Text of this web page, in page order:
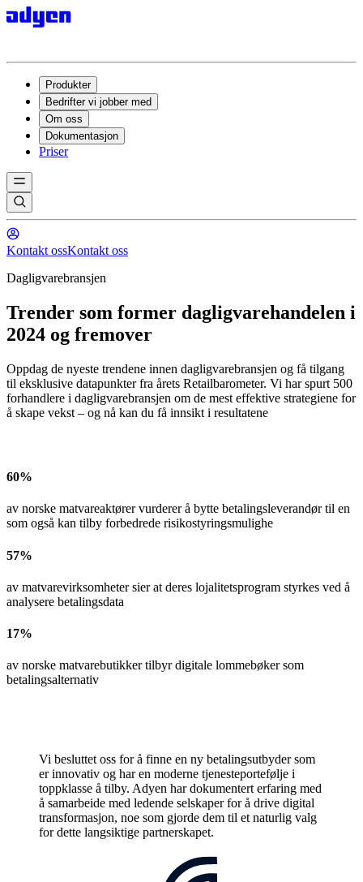
Produkter
Bedrifter vi jobber med
Om oss
Dokumentasjon
Priser
Kontakt ossKontakt oss
Dagligvarebransjen
Trender som former dagligvarehandelen i
2024 og fremover
Oppdag de nyeste trendene innen dagligvarebransjen og få tilgang
til eksklusive datapunkter fra årets Retailbarometer. Vi har spurt 500
forhandlere i dagligvarebransjen om de mest effektive strategiene for
å skape vekst – og nå kan du få innsikt i resultatene
60%
av norske matvareaktører vurderer å bytte betalingsleverandør til en
som også kan tilby forbedrede risikostyringsmulighe
57%
av matvarevirksomheter sier at deres lojalitetsprogram styrkes ved å
analysere betalingsdata
17%
av norske matvarebutikker tilbyr digitale lommebøker som
betalingsalternativ
Vi besluttet oss for å finne en ny betalingsutbyder som
er innovativ og har en moderne tjenesteportefølje i
toppklasse å tilby. Adyen har dokumentert erfaring med
å samarbeide med ledende selskaper for å drive digital
transformasjon, noe som gjorde dem til et naturlig valg
for dette langsiktige partnerskapet.